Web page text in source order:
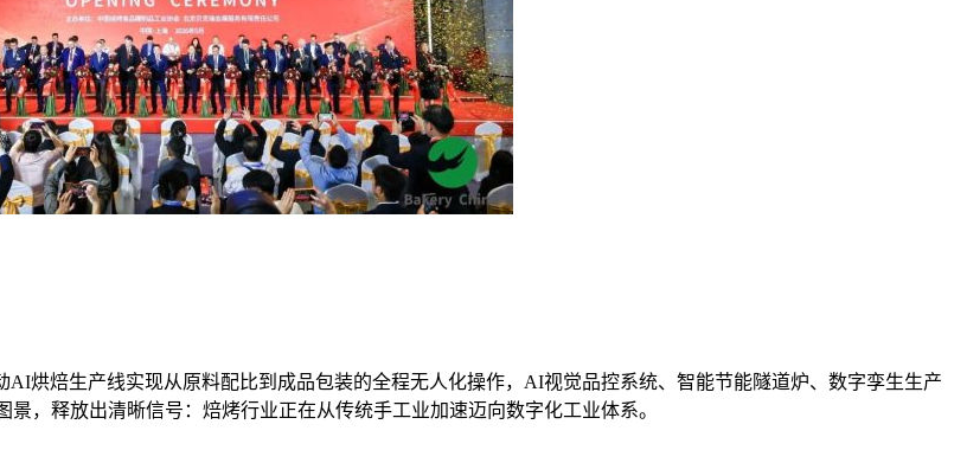
烘焙生产线实现从原料配比到成品包装的全程无人化操作，AI视觉品控系统、智能节能隧道炉、数字孪生生产
，释放出清晰信号：焙烤行业正在从传统手工业加速迈向数字化工业体系。